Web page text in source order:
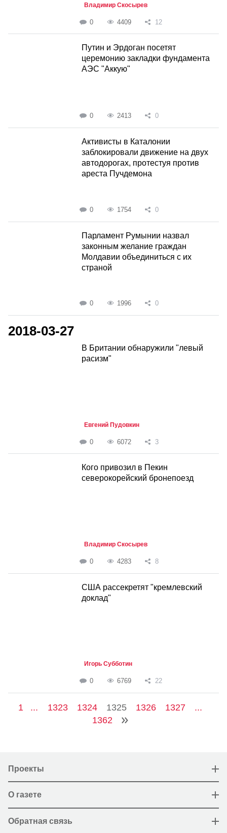
Владимир Скосырев
0 4409 12
Путин и Эрдоган посетят
церемонию закладки фундамента
АЭС "Аккую"
0 2413 0
Активисты в Каталонии
заблокировали движение на двух
автодорогах, протестуя против
ареста Пучдемона
0 1754 0
Парламент Румынии назвал
законным желание граждан
Молдавии объединиться с их
страной
0 1996 0
2018-03-27
В Британии обнаружили "левый
расизм"
Евгений Пудовкин
0 6072 3
Кого привозил в Пекин
северокорейский бронепоезд
Владимир Скосырев
0 4283 8
США рассекретят "кремлевский
доклад"
Игорь Субботин
0 6769 22
1 ... 1323 1324 1325 1326 1327
...
1362
Проекты
О газете
Обратная связь